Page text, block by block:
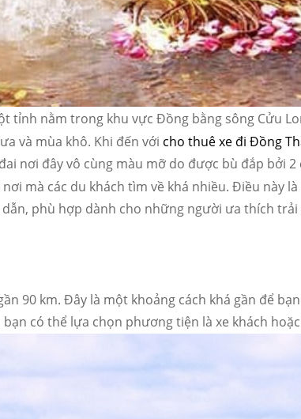
tỉnh nằm trong khu vực Đồng bằng sông Cửu
và mùa khô. Khi đến với cho thuê xe đi Đồng
nơi đây vô cùng màu mỡ do được bù đắp bởi 2
mà các du khách tìm về khá nhiều. Điều này
phù hợp dành cho những người ưa thích
90 km. Đây là một khoảng cách khá gần để
có thể lựa chọn phương tiện là xe khách